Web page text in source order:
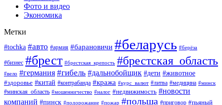
Фото и видео
Экономика
Метки
#tochka #авто #армия #барановичи #беларусь #берёза
#бизнес #брест #брестская_крепость #брестская_область
#вело #германия #гибель #дальнобойщик #дети #животное
#здоровье #китай #контрабанда #кража #курс_валют #литва #медицина #минск
#минская_область #мошенничество #налог #недвижимость #новости
компаний #пинск #подорожание #пожар #польша #приговор #пьяный